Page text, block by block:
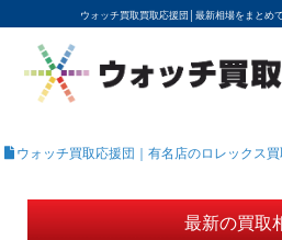
ウォッチ買取買取応援団│ 最新相場をまとめ
YouTubeで動画を公開中
ROLEXモデル名から買取相場を
高級時計ブランド名から買取相
地域から買取店を探す
店舗名から買取店を探す
ブランド時計を高く売る方法
買取査定を依頼する
ウォッチ買取応援団｜有名店のロレックス
最新の買取